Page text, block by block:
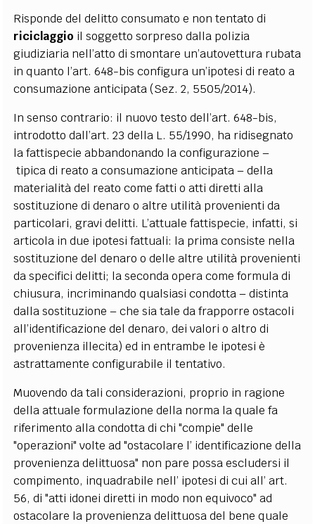
Risponde del delitto consumato e non tentato di
riciclaggio il soggetto sorpreso dalla polizia
giudiziaria nell’atto di smontare un’autovettura rubata
in quanto l’art. 648-bis configura un’ipotesi di reato a
consumazione anticipata (Sez. 2, 5505/2014).
In senso contrario: il nuovo testo dell’art. 648-bis,
introdotto dall’art. 23 della L. 55/1990, ha ridisegnato
la fattispecie abbandonando la configurazione–
tipica di reato a consumazione anticipata–della
materialità del reato come fatti o atti diretti alla
sostituzione di denaro o altre utilità provenienti da
particolari, gravi delitti. L’attuale fattispecie, infatti, si
articola in due ipotesi fattuali: la prima consiste nella
sostituzione del denaro o delle altre utilità provenienti
da specifici delitti; la seconda opera come formula di
chiusura, incriminando qualsiasi condotta–distinta
dalla sostituzione–che sia tale da frapporre ostacoli
all’identificazione del denaro, dei valori o altro di
provenienza illecita) ed in entrambe le ipotesi è
astrattamente configurabile il tentativo.
Muovendo da tali considerazioni, proprio in ragione
della attuale formulazione della norma la quale fa
riferimento alla condotta di chi "compie" delle
"operazioni" volte ad "ostacolare l’ identificazione della
provenienza delittuosa" non pare possa escludersi il
compimento, inquadrabile nell’ ipotesi di cui all’ art.
56, di "atti idonei diretti in modo non equivoco" ad
ostacolare la provenienza delittuosa del bene quale